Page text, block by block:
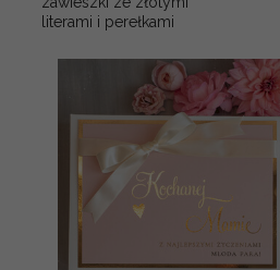
literami i perełkami